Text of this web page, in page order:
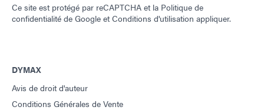
Ce site est protégé par reCAPTCHA et la Politique de
confidentialité de Google etConditions d'utilisation appliquer.
DYMAX
Avis de droit d'auteur
Conditions Générales de Vente